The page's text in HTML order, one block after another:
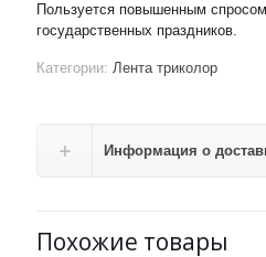
Пользуется повышенным
государственных праздников.
Категории: Лента триколор
Информация о
Похожие товары